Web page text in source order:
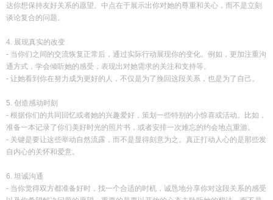
达你想保持友好关系的愿望。中点在于展示出你对她的尊重和关心，而不是立刻
谈论复合的问题。
4. 展现真实的改变
- 当你们之间的交流恢复正常后，通过实际行动展现你的变化。例如，更加注重沟
通方式，学会倾听她的感受，表现出对她需求的关注和支持等。
- 让她看到你在努力成为更好的人，不仅是为了挽回这段关系，也是为了自己。
5. 创造感动时刻
- 根据你们的共同回忆或者她的兴趣爱好，策划一些特别的小惊喜或活动。比如，
准备一本记录了你们美好时光的照片书，或者安排一次难忘的约会地点重游。
- 关键是要让这些举动自然流露，而不是显得刻意为之。真正打动人心的是那些发
自内心的关怀和爱意。
6. 坦诚沟通
- 当你觉得双方都准备好时，找一个合适的时机，诚恳地分享你对这段关系的感受